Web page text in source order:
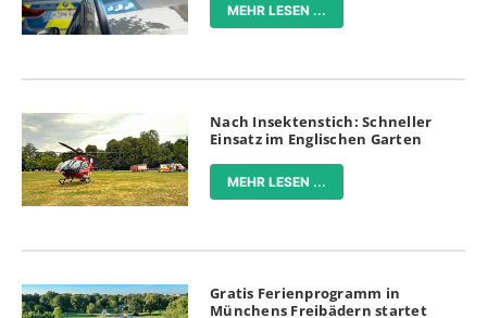
MEHR LESEN ...
Nach Insektenstich: Schneller
Einsatz im Englischen Garten
MEHR LESEN ...
Gratis Ferienprogramm in
Münchens Freibädern startet